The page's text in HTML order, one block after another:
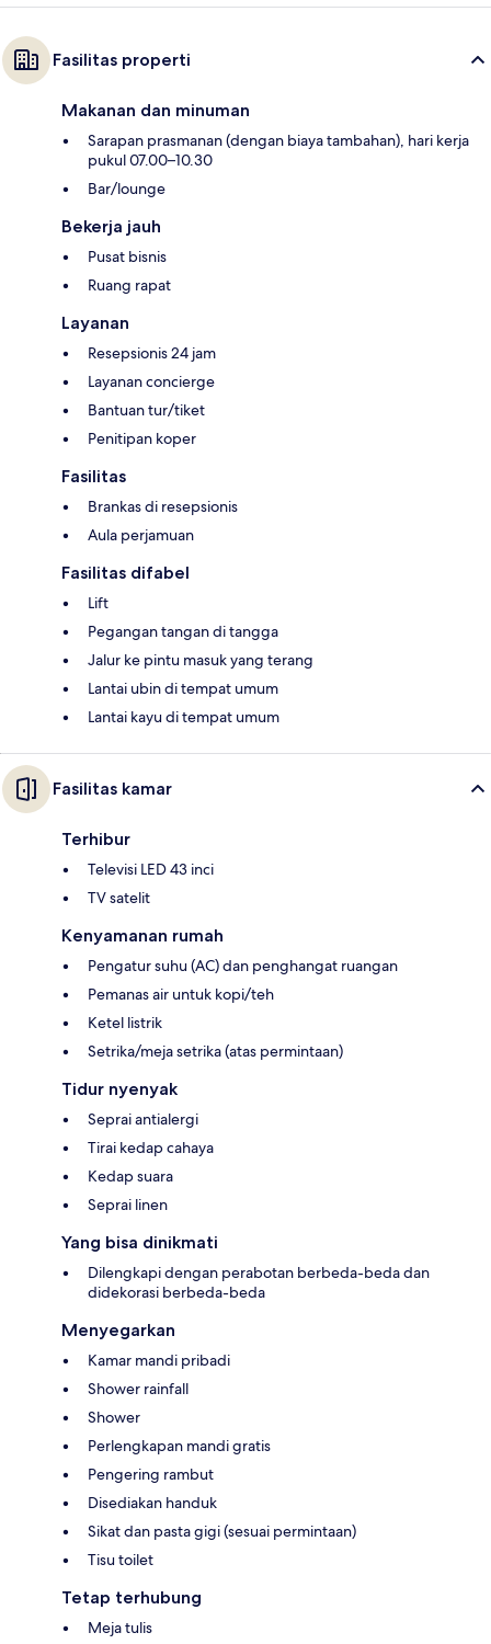
Fasilitas properti
Makanan dan minuman
Sarapan prasmanan (dengan biaya tambahan), hari kerja
pukul 07.00–10.30
Bar/lounge
Bekerja jauh
Pusat bisnis
Ruang rapat
Layanan
Resepsionis 24 jam
Layanan concierge
Bantuan tur/tiket
Penitipan koper
Fasilitas
Brankas di resepsionis
Aula perjamuan
Fasilitas difabel
Lift
Pegangan tangan di tangga
Jalur ke pintu masuk yang terang
Lantai ubin di tempat umum
Lantai kayu di tempat umum
Fasilitas kamar
Terhibur
Televisi LED 43 inci
TV satelit
Kenyamanan rumah
Pengatur suhu (AC) dan penghangat ruangan
Pemanas air untuk kopi/teh
Ketel listrik
Setrika/meja setrika (atas permintaan)
Tidur nyenyak
Seprai antialergi
Tirai kedap cahaya
Kedap suara
Seprai linen
Yang bisa dinikmati
Dilengkapi dengan perabotan berbeda-beda dan
didekorasi berbeda-beda
Menyegarkan
Kamar mandi pribadi
Shower rainfall
Shower
Perlengkapan mandi gratis
Pengering rambut
Disediakan handuk
Sikat dan pasta gigi (sesuai permintaan)
Tisu toilet
Tetap terhubung
Meja tulis